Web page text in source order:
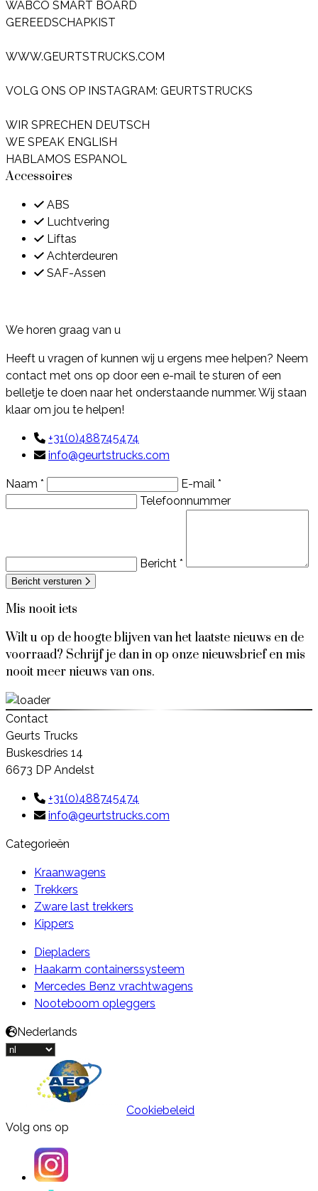
WABCO SMART BOARD
GEREEDSCHAPKIST
WWW.GEURTSTRUCKS.COM
VOLG ONS OP INSTAGRAM: GEURTSTRUCKS
WIR SPRECHEN DEUTSCH
WE SPEAK ENGLISH
HABLAMOS ESPANOL
Accessoires
ABS
Luchtvering
Liftas
Achterdeuren
SAF-Assen
We horen graag van u
Heeft u vragen of kunnen wij u ergens mee helpen? Neem
contact met ons op door een e-mail te sturen of een
belletje te doen naar het onderstaande nummer. Wij staan
klaar om jou te helpen!
+31(0)488745474
info@geurtstrucks.com
Naam *
E-mail *
Telefoonnummer
Bericht *
Bericht versturen
Mis nooit iets
Wilt u op de hoogte blijven van het laatste nieuws en de
voorraad? Schrijf je dan in op onze nieuwsbrief en mis
nooit meer nieuws van ons.
Contact
Geurts Trucks
Buskesdries 14
6673 DP Andelst
+31(0)488745474
info@geurtstrucks.com
Categorieën
Kraanwagens
Trekkers
Zware last trekkers
Kippers
Diepladers
Haakarm containerssysteem
Mercedes Benz vrachtwagens
Nooteboom opleggers
Nederlands
Cookiebeleid
Volg ons op